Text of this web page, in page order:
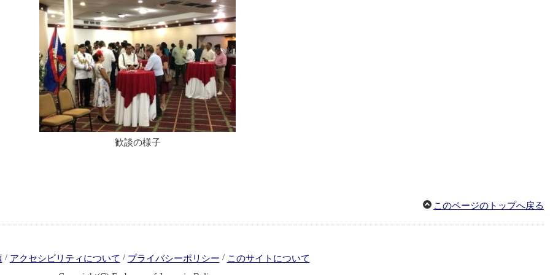
歓談の様子
このページのトップへ戻る
/ アクセシビリティについて / プライバシーポリシー / このサイトについて